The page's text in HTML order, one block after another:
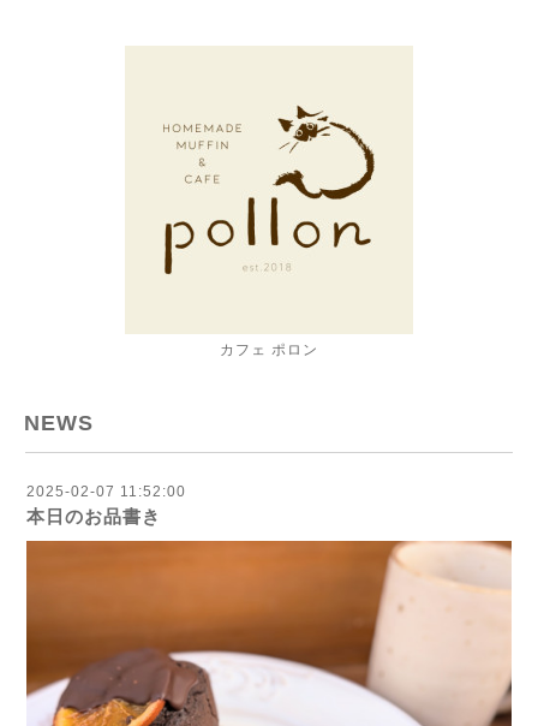
カフェ ポロン
NEWS
2025-02-07 11:52:00
本日のお品書き